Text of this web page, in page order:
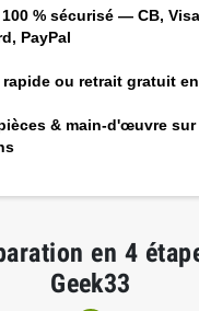
% sécurisé — CB,
PayPal
ou retrait gratuit
& main-d'œuvre
en 4
Geek33